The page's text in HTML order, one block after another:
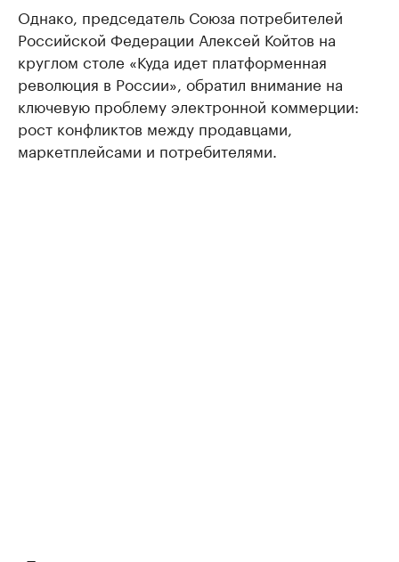
Однако, председатель Союза потребителей
Российской Федерации Алексей Койтов на
круглом столе «Куда идет платформенная
революция в России», обратил внимание на
ключевую проблему электронной коммерции:
рост конфликтов между продавцами,
маркетплейсами и потребителями.